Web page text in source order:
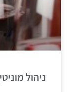
ניהול